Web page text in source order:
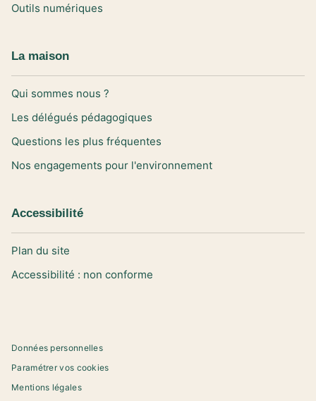
Outils numériques
La maison
Qui sommes nous ?
Les délégués pédagogiques
Questions les plus fréquentes
Nos engagements pour l'environnement
Accessibilité
Plan du site
Accessibilité : non conforme
Données personnelles
Paramétrer vos cookies
Mentions légales